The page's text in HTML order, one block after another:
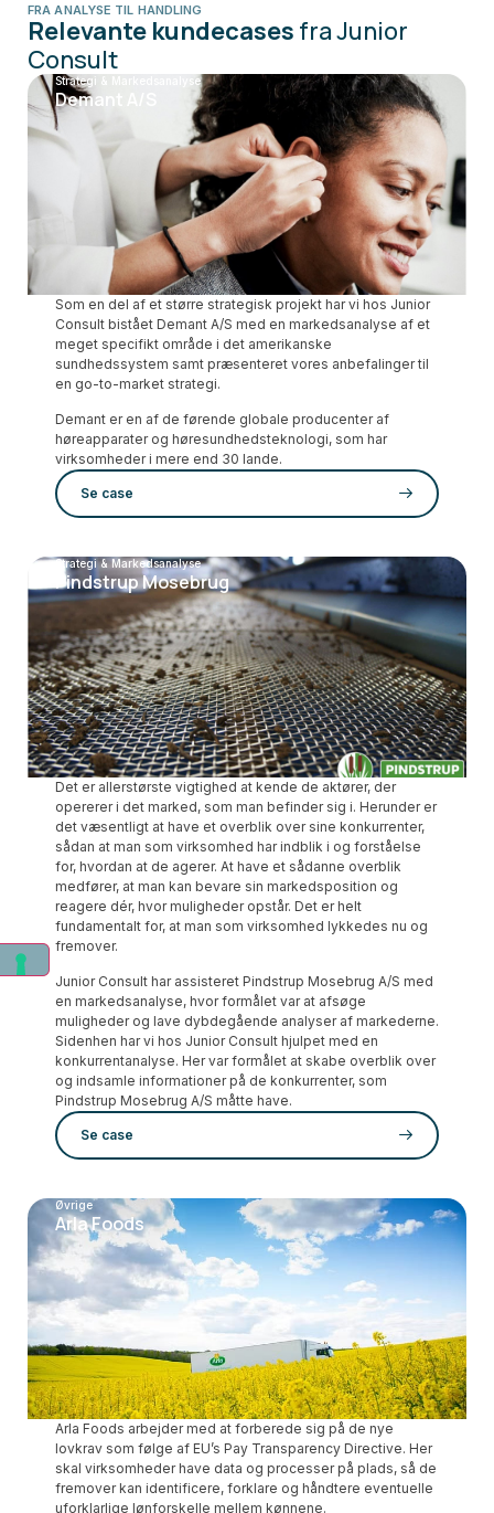
FRA ANALYSE TIL HANDLING
Relevante kundecases fra Junior
Consult
Strategi & Markedsanalyse
Demant A/S
Som en del af et større strategisk projekt har vi hos Junior
Consult bistået Demant A/S med en markedsanalyse af et
meget specifikt område i det amerikanske
sundhedssystem samt præsenteret vores anbefalinger til
en go-to-market strategi.
Demant er en af de førende globale producenter af
høreapparater og høresundhedsteknologi, som har
virksomheder i mere end 30 lande.
Se case
Strategi & Markedsanalyse
Pindstrup Mosebrug
Det er allerstørste vigtighed at kende de aktører, der
opererer i det marked, som man befinder sig i. Herunder er
det væsentligt at have et overblik over sine konkurrenter,
sådan at man som virksomhed har indblik i og forståelse
for, hvordan at de agerer. At have et sådanne overblik
medfører, at man kan bevare sin markedsposition og
reagere dér, hvor muligheder opstår. Det er helt
fundamentalt for, at man som virksomhed lykkedes nu og
fremover.
Junior Consult har assisteret Pindstrup Mosebrug A/S med
en markedsanalyse, hvor formålet var at afsøge
muligheder og lave dybdegående analyser af markederne.
Sidenhen har vi hos Junior Consult hjulpet med en
konkurrentanalyse. Her var formålet at skabe overblik over
og indsamle informationer på de konkurrenter, som
Pindstrup Mosebrug A/S måtte have.
Se case
Øvrige
Arla Foods
Arla Foods arbejder med at forberede sig på de nye
lovkrav som følge af EU’s Pay Transparency Directive. Her
skal virksomheder have data og processer på plads, så de
fremover kan identificere, forklare og håndtere eventuelle
uforklarlige lønforskelle mellem kønnene.